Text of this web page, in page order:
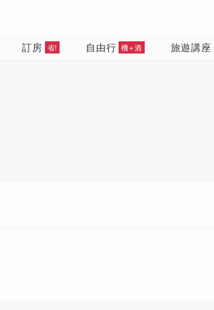
訂房 省! 自由行 機+酒 旅遊講座